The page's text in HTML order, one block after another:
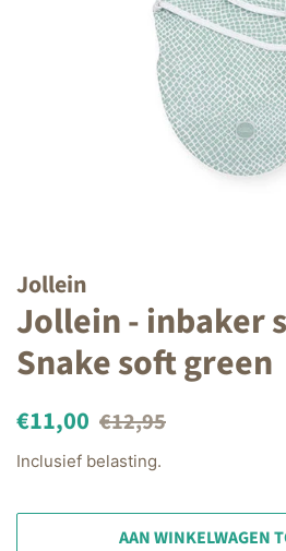
Jollein
Jollein - inbaker
Snake soft green
Normale
€11,00 Aanbiedingsprijs
€12,95
Inclusief belasting.
AAN WINKELWAGEN